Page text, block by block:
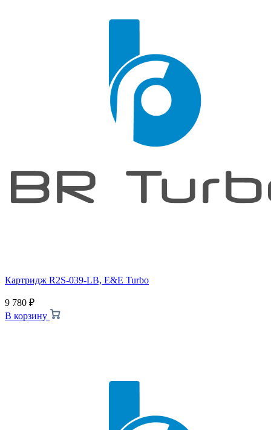
Картридж R2S-039-LB, E&E Turbo
9 780 ₽
В корзину